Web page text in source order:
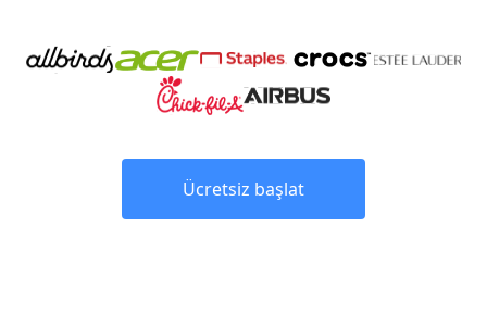
Ücretsiz başlat